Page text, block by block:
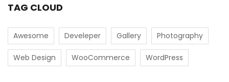
TAG CLOUD
Awesome Develeper Gallery Photography
Web Design WooCommerce WordPress